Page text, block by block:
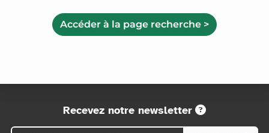
Accéder à la page recherche >
Recevez notre newsletter